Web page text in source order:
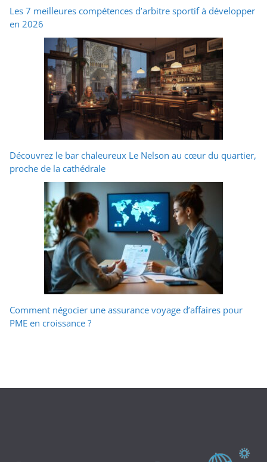
Les 7 meilleures compétences d’arbitre sportif à développer
en 2026
Découvrez le bar chaleureux Le Nelson au cœur du quartier,
proche de la cathédrale
Comment négocier une assurance voyage d’affaires pour
PME en croissance ?